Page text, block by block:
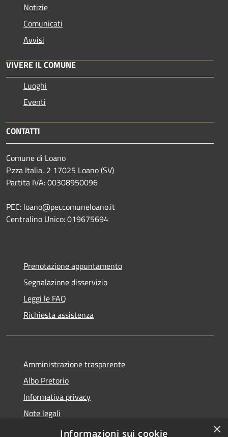
Notizie
Comunicati
Avvisi
VIVERE IL COMUNE
Luoghi
Eventi
CONTATTI
Comune di Loano
P.zza Italia, 2 17025 Loano (SV)
Partita IVA: 00308950096
PEC: loano@peccomuneloano.it
Centralino Unico: 019675694
Prenotazione appuntamento
Segnalazione disservizio
Leggi le FAQ
Richiesta assistenza
Amministrazione trasparente
Albo Pretorio
Informativa privacy
Note legali
Dichiarazione di accessibilità
×
Informazioni sui cookie